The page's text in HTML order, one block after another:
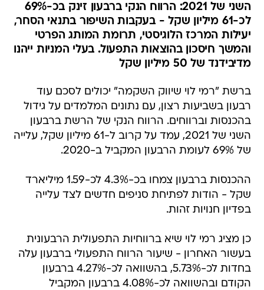
השני של 2021: הרווח הנקי ברבעון זינק בכ-69%
לכ-61 מיליון שקל - בעקבות השיפור בתנאי הסחר,
יעילות המרכז הלוגיסטי, תרומת המותג הפרטי
והמשך חיסכון בהוצאות התפעול. בעלי המניות ייהנו
מדיבידנד של 50 מיליון שקל
ברשת "רמי לוי שיווק השקמה" יכולים לסכם עוד
רבעון בשביעות רצון, עם נתונים המלמדים על גידול
בהכנסות וברווחים. הרווח הנקי של הרשת ברבעון
השני של 2021, עמד על קרוב ל-61 מיליון שקל, עלייה
של 69% לעומת הרבעון המקביל ב-2020.
ההכנסות ברבעון צמחו בכ-4.3% לכ-1.59 מיליארד
שקל - הודות לפתיחת סניפים חדשים לצד עלייה
בפדיון חנויות זהות.
כן מציג רמי לוי שיא ברווחיות התפעולית הרבעונית
בעשור האחרון - שיעור הרווח התפעולי ברבעון עלה
בחדות לכ-5.73%, בהשוואה לכ-4.27% ברבעון
הקודם ובהשוואה לכ-4.08% ברבעון המקביל